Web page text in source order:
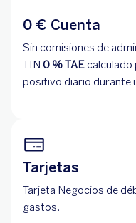
0 € Cuenta
Sin comisiones de
TIN 0 % TAE calculado
positivo diario durante
Tarjetas
Tarjeta Negocios de
gastos.